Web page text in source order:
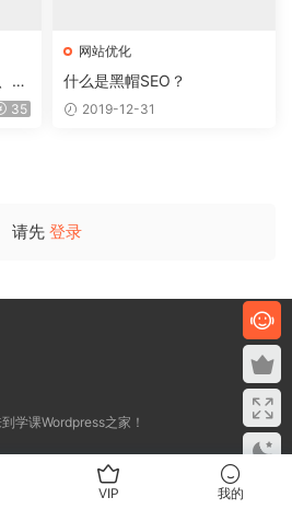
Ya
35
网站优化
什么是黑帽SEO？
2019-12-31
请先 登录
学课Wordpress之家！
VIP 我的